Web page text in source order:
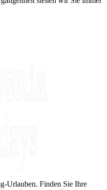
Urlauben. Finden Sie Ihre